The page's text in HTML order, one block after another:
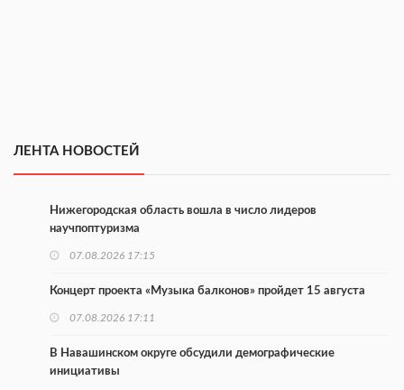
ЛЕНТА НОВОСТЕЙ
Нижегородская область вошла в число лидеров
научпоптуризма
07.08.2026 17:15
Концерт проекта «Музыка балконов» пройдет 15 августа
07.08.2026 17:11
В Навашинском округе обсудили демографические
инициативы